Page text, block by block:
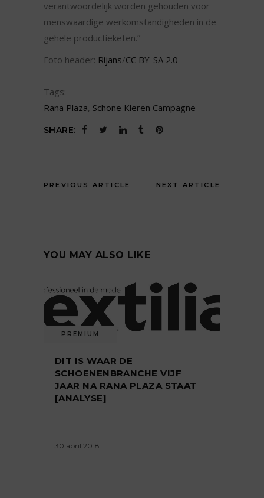
verantwoordelijk worden gehouden voor
menswaardige werkomstandigheden in de
gehele productieketen.”
Foto header: Rijans/CC BY-SA 2.0
Tags:
Rana Plaza, Schone Kleren Campagne
SHARE:
PREVIOUS ARTICLE NEXT ARTICLE
YOU MAY ALSO LIKE
PREMIUM
DIT IS WAAR DE
SCHOENENBRANCHE VIJF
JAAR NA RANA PLAZA STAAT
[ANALYSE]
30 april 2018